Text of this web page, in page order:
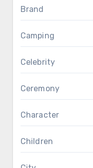
Brand
Camping
Celebrity
Ceremony
Character
Children